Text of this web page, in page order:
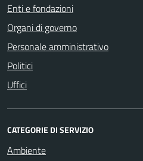
Enti e fondazioni
Organi di governo
Personale amministrativo
Politici
Uffici
CATEGORIE DI SERVIZIO
Ambiente